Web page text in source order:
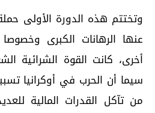
وتختتم هذه الدورة الأولى
عنها الرهانات الكبرى
أخرى، كانت القوة الشرائية
سيما أن الحرب في أوكرانيا
من تآكل القدرات المالية